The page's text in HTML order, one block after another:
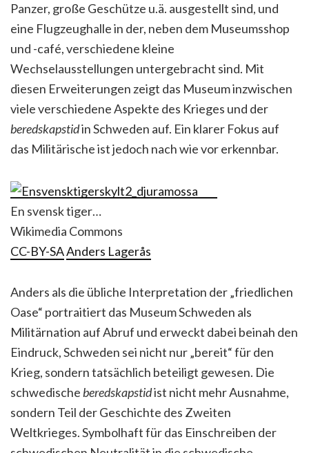
Panzer, große Geschütze u.ä. ausgestellt sind, und
eine Flugzeughalle in der, neben dem Museumsshop
und -café, verschiedene kleine
Wechselausstellungen untergebracht sind. Mit
diesen Erweiterungen zeigt das Museum inzwischen
viele verschiedene Aspekte des Krieges und der
beredskapstidin Schweden auf. Ein klarer Fokus auf
das Militärische ist jedoch nach wie vor erkennbar.
En svensk tiger…
Wikimedia Commons
CC-BY-SAAnders Lagerås
Anders als die übliche Interpretation der „friedlichen
Oase“ portraitiert das Museum Schweden als
Militärnation auf Abruf und erweckt dabei beinah den
Eindruck, Schweden sei nicht nur„bereit“ für den
Krieg, sondern tatsächlich beteiligt gewesen. Die
schwedische beredskapstidist nicht mehr Ausnahme,
sondern Teil der Geschichte des Zweiten
Weltkrieges. Symbolhaft für das Einschreiben der